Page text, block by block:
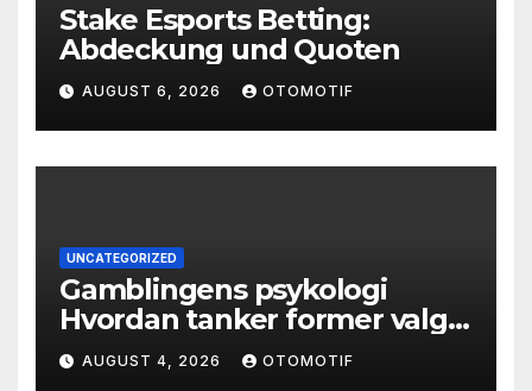
Stake Esports Betting:
Abdeckung und Quoten
AUGUST 6, 2026 OTOMOTIF
UNCATEGORIZED
Gamblingens psykologi
Hvordan tanker former valg
og atferd
AUGUST 4, 2026 OTOMOTIF